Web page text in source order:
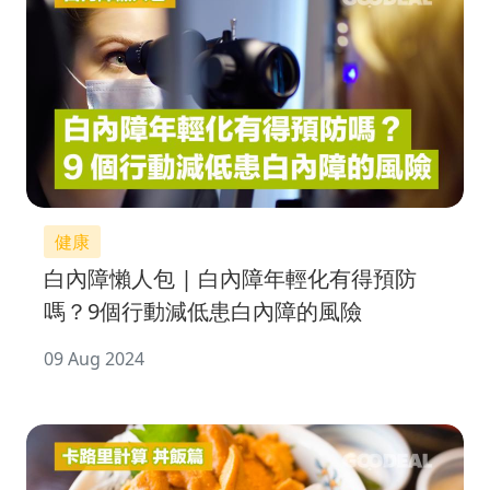
健康
白內障懶人包 | 白內障年輕化有得預防
嗎？9個行動減低患白內障的風險
09 Aug 2024